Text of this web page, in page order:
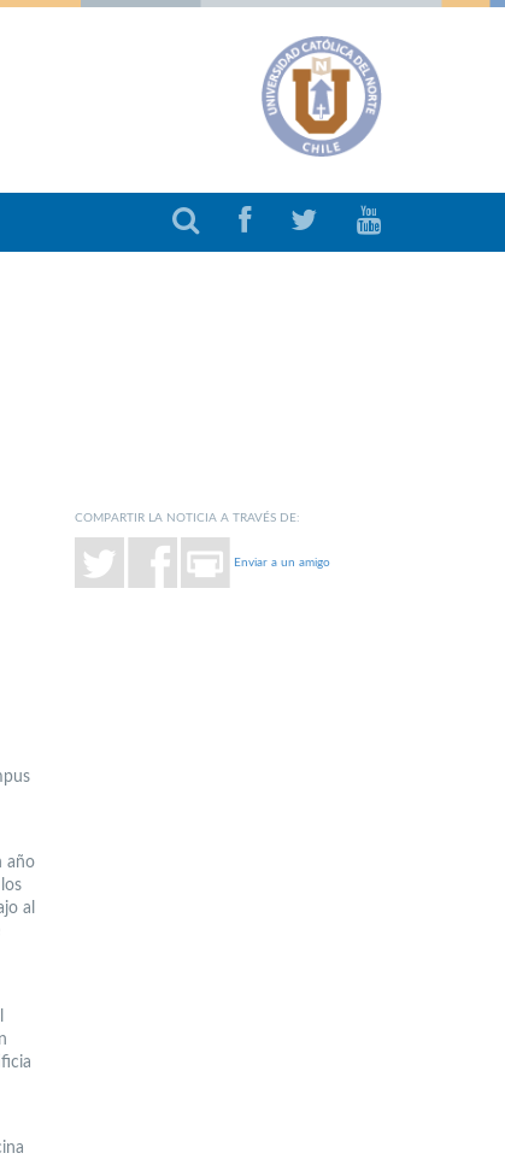
año
al
COMPARTIR LA NOTICIA A TRAVÉS DE:
Enviar a un amigo